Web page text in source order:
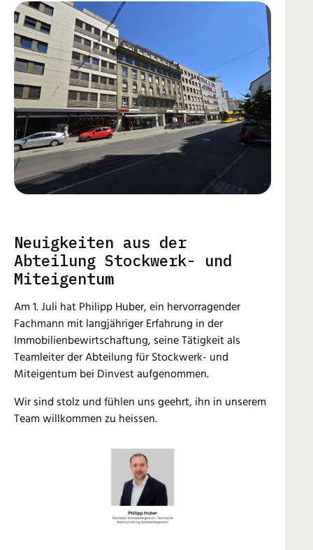
Neuigkeiten aus der
Abteilung Stockwerk- und
Miteigentum
Am 1. Juli hat Philipp Huber, ein hervorragender
Fachmann mit langjähriger Erfahrung in der
Immobilienbewirtschaftung, seine Tätigkeit als
Teamleiter der Abteilung für Stockwerk- und
Miteigentum bei Dinvest aufgenommen.
Wir sind stolz und fühlen uns geehrt, ihn in unserem
Team willkommen zu heissen.